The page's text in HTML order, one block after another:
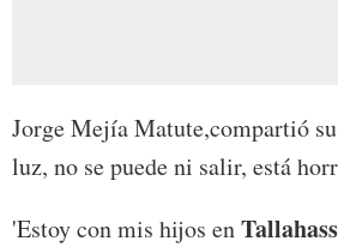
Jorge Mejía Matute,compartió
luz, no se puede ni salir, está
'Estoy con mis hijos en